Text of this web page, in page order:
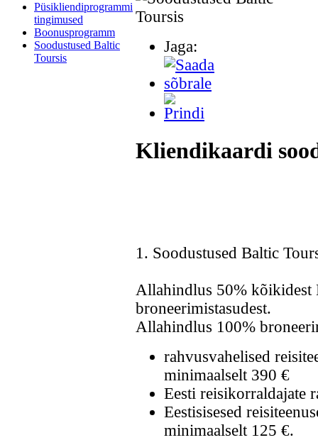
Püsikliendiprogrammi
tingimused
Boonusprogramm
Soodustused Baltic
Toursis
Jaga:
Kliendikaardi
1. Soodustused Baltic
Allahindlus 50% kõikidest
broneerimistasudest.
Allahindlus 100%
rahvusvahelised
minimaalselt 390 €
Eesti reisikorraldajate
Eestisisesed
minimaalselt 125 €.